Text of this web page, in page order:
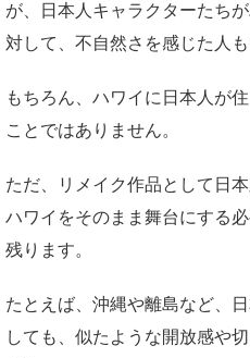
が、日本人キャラクターたち
対して、不自然さを感じた人も
もちろん、ハワイに日本人が
ことではありません。
ただ、リメイク作品として日
ハワイをそのまま舞台にする
残ります。
たとえば、沖縄や離島など、
しても、似たような開放感や